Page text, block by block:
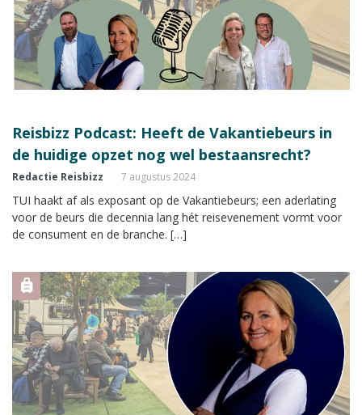
Reisbizz Podcast: Heeft de Vakantiebeurs in
de huidige opzet nog wel bestaansrecht?
Redactie Reisbizz 7 augustus 2024
TUI haakt af als exposant op de Vakantiebeurs; een aderlating
voor de beurs die decennia lang hét reisevenement vormt voor
de consument en de branche. […]